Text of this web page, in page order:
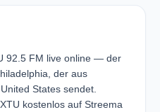
92.5 FM live online — der
der aus
States sendet.
kostenlos auf Streema